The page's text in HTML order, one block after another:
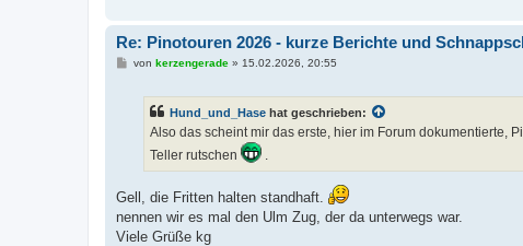
Re: Pinotouren 2026 - kurze Berichte und
Bvon kerzengerade» 15.02.2026, 20:55
Hund_und_Hase hat geschrieben:
Also das scheint mir das erste, hier im Forum dokumentierte,
Teller rutschen
Gell, die Fritten halten standhaft.
nennen wir es mal den Ulm Zug, der da unterwegs war.
Viele Grüße kg